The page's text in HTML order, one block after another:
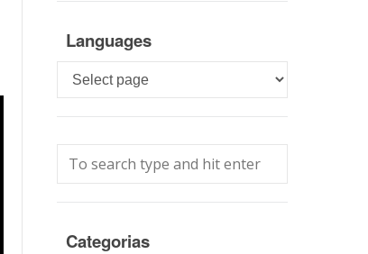
Languages
Languages
Categorias